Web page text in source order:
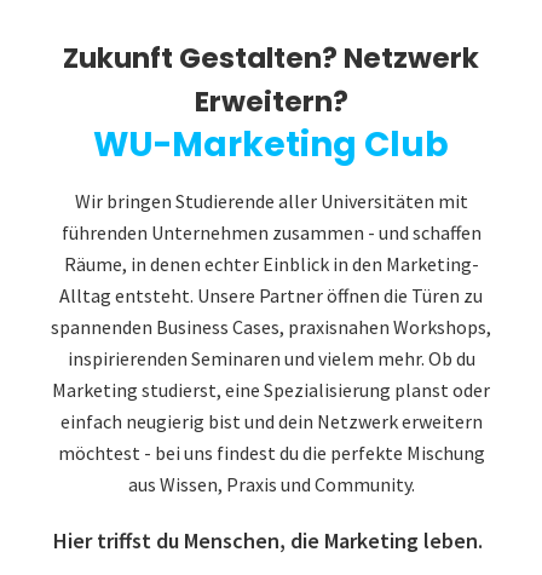
Zukunft Gestalten? Netzwerk
Erweitern?
WU-Marketing Club
Wir bringen Studierende aller Universitäten mit
führenden Unternehmen zusammen - und schaffen
Räume, in denen echter Einblick in den Marketing-
Alltag entsteht. Unsere Partner öffnen die Türen zu
spannenden Business Cases, praxisnahen Workshops,
inspirierenden Seminaren und vielem mehr. Ob du
Marketing studierst, eine Spezialisierung planst oder
einfach neugierig bist und dein Netzwerk erweitern
möchtest - bei uns findest du die perfekte Mischung
aus Wissen, Praxis und Community.
Hier triffst du Menschen, die Marketing leben.